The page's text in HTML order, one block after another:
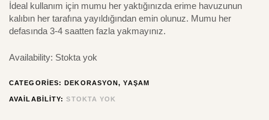
İdeal kullanım için mumu her yaktığınızda erime havuzunun
kalıbın her tarafına yayıldığından emin olunuz. Mumu her
defasında 3-4 saatten fazla yakmayınız.
Availability: Stokta yok
CATEGORIES: DEKORASYON,YAŞAM
AVAILABILITY:STOKTA YOK